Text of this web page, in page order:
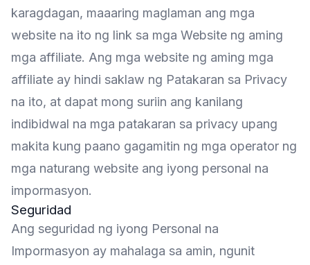
karagdagan, maaaring maglaman ang mga
website na ito ng link sa mga Website ng aming
mga affiliate. Ang mga website ng aming mga
affiliate ay hindi saklaw ng Patakaran sa Privacy
na ito, at dapat mong suriin ang kanilang
indibidwal na mga patakaran sa privacy upang
makita kung paano gagamitin ng mga operator ng
mga naturang website ang iyong personal na
impormasyon.
Seguridad
Ang seguridad ng iyong Personal na
Impormasyon ay mahalaga sa amin, ngunit